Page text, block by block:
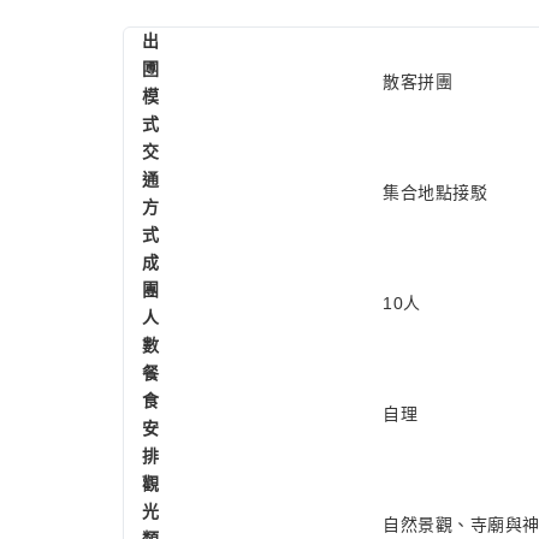
出
圑
模
式
散客拼團
交
通
方
式
集合地點接駁
成
團
人
數
10人
餐
食
安
排
自理
觀
光
自然景觀、寺廟與